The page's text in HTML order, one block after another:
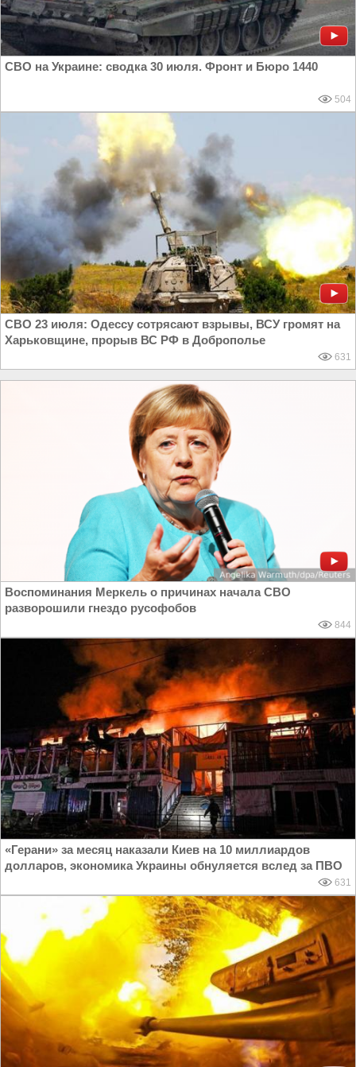
СВО на Украине: сводка 30 июля. Фронт и Бюро 1440
504
СВО 23 июля: Одессу сотрясают взрывы, ВСУ громят на
Харьковщине, прорыв ВС РФ в Доброполье
631
Воспоминания Меркель о причинах начала СВО
разворошили гнездо русофобов
844
«Герани» за месяц наказали Киев на 10 миллиардов
долларов, экономика Украины обнуляется вслед за ПВО
631